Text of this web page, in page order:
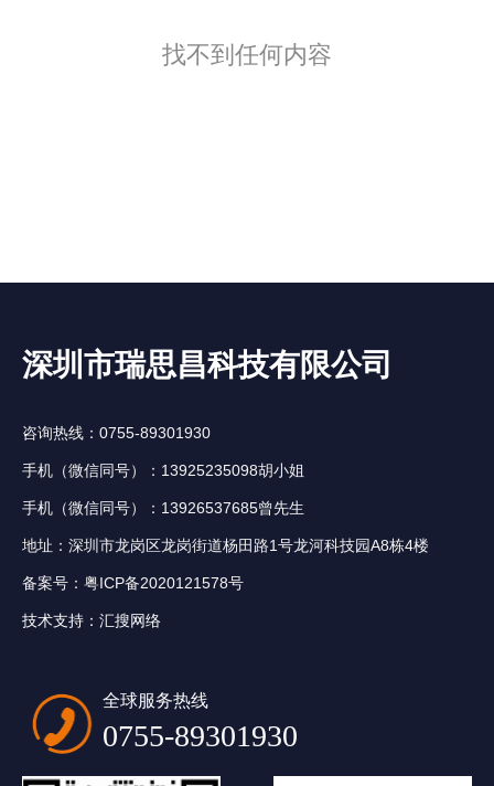
找不到任何内容
深圳市瑞思昌科技有限公司
咨询热线：0755-89301930
手机（微信同号）：13925235098胡小姐
手机（微信同号）：13926537685曾先生
地址：深圳市龙岗区龙岗街道杨田路1号龙河科技园A8栋4楼
备案号： 粤ICP备2020121578号
技术支持： 汇搜网络
全球服务热线
0755-89301930